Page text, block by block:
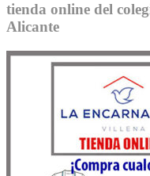
tienda online del
Alicante